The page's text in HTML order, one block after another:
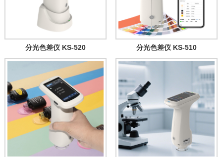
分光色差仪 KS-520 分光色差仪 KS-510